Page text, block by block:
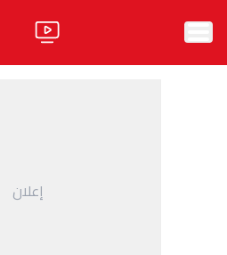
إعلان